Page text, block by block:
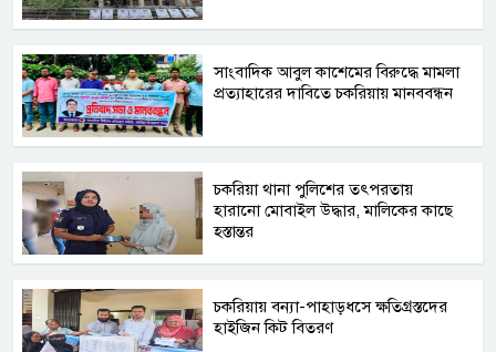
সাংবাদিক আবুল কাশেমের বিরুদ্ধে মামলা
প্রত্যাহারের দাবিতে চকরিয়ায় মানববন্ধন
চকরিয়া থানা পুলিশের তৎপরতায়
হারানো মোবাইল উদ্ধার, মালিকের কাছে
হস্তান্তর
চকরিয়ায় বন্যা-পাহাড়ধসে ক্ষতিগ্রস্তদের
হাইজিন কিট বিতরণ